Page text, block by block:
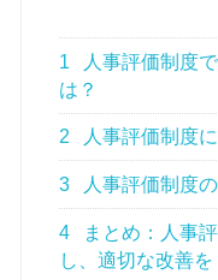
1
人事評価制度
は？
2 人事評価制度
3 人事評価制度
4
まとめ：人事
し、適切な改善を